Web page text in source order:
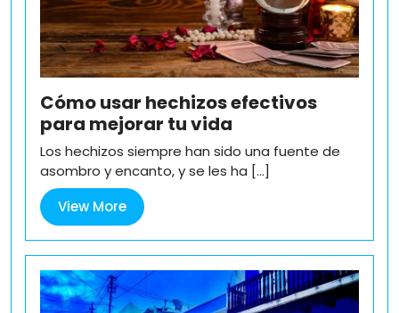
Cómo usar hechizos efectivos
para mejorar tu vida
Los hechizos siempre han sido una fuente de
asombro y encanto, y se les ha [...]
View MoreView
More